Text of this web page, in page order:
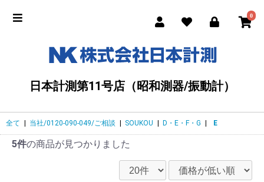
0
日本計測第11号店（昭和測器/振動計）
全て 当社/0120-090-049/ご相談 SOUKOU D・E・F・G E
5件の商品が見つかりました